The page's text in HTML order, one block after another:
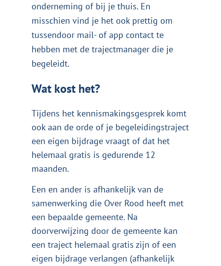
onderneming of bij je thuis. En
misschien vind je het ook prettig om
tussendoor mail- of app contact te
hebben met de trajectmanager die je
begeleidt.
Wat kost het?
Tijdens het kennismakingsgesprek komt
ook aan de orde of je begeleidingstraject
een eigen bijdrage vraagt of dat het
helemaal gratis is gedurende 12
maanden.
Een en ander is afhankelijk van de
samenwerking die Over Rood heeft met
een bepaalde gemeente. Na
doorverwijzing door de gemeente kan
een traject helemaal gratis zijn of een
eigen bijdrage verlangen (afhankelijk